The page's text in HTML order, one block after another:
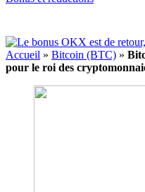
Accueil » Bitcoin (BTC) »
pour le roi des